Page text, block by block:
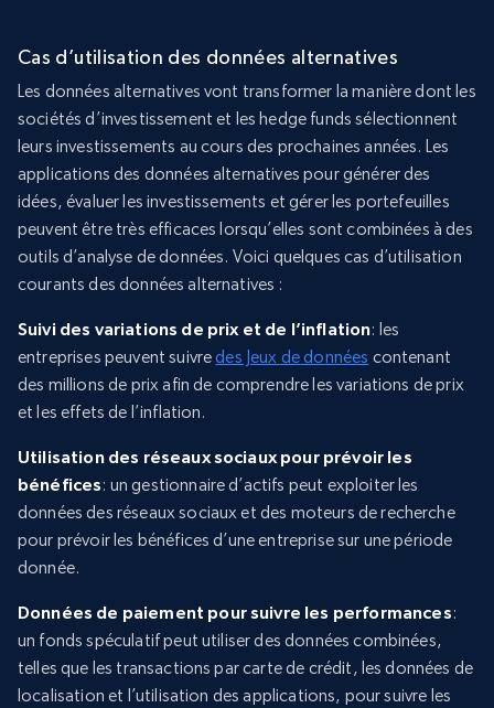
Cas d’utilisation des données alternatives
Les données alternatives vont transformer la manière dont les
sociétés d’investissement et les hedge funds sélectionnent
leurs investissements au cours des prochaines années. Les
applications des données alternatives pour générer des
idées, évaluer les investissements et gérer les portefeuilles
peuvent être très efficaces lorsqu’elles sont combinées à des
outils d’analyse de données. Voici quelques cas d’utilisation
courants des données alternatives :
Suivi des variations de prix et de l’inflation: les
entreprises peuvent suivredes Jeux de données contenant
des millions de prix afin de comprendre les variations de prix
et les effets de l’inflation.
Utilisation des réseaux sociaux pour prévoir les
bénéfices: un gestionnaire d’actifs peut exploiter les
données des réseaux sociaux et des moteurs de recherche
pour prévoir les bénéfices d’une entreprise sur une période
donnée.
Données de paiement pour suivre les performances:
un fonds spéculatif peut utiliser des données combinées,
telles que les transactions par carte de crédit, les données de
localisation et l’utilisation des applications, pour suivre les